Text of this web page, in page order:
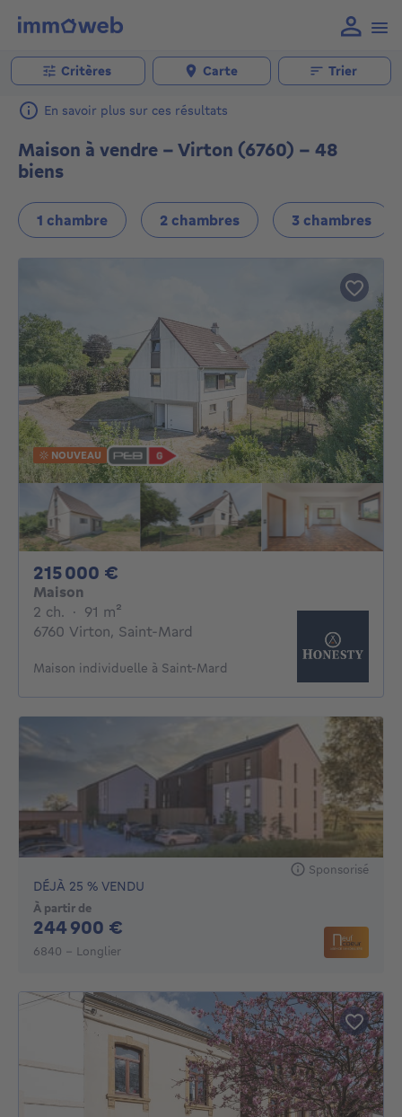
Critères Carte Trier
En savoir plus sur ces résultats
Maison à vendre - Virton (6760) - 48
biens
1 chambre 2 chambres 3 chambres
NOUVEAU
215 000 €
Maison
2 ch. 2 chambres
· 91 m²
6760 Virton, Saint-Mard
Maison individuelle à Saint-Mard
Sponsorisé
DÉJÀ 25 % VENDU
À partir de
244 900 €
6840 - Longlier